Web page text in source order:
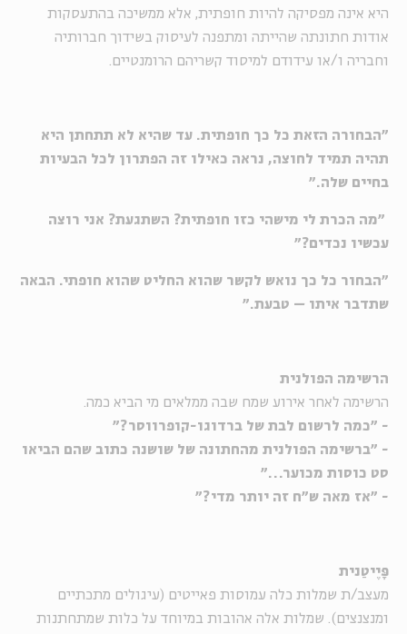
היא אינה מפסיקה להיות חופתית, אלא ממשיכה בהתעסקות
אודות חתונתה שהייתה ומתפנה לעיסוק בשידוך חברותיה
וחבריה ו/או עידודם למיסוד קשריהם הרומנטיים.
"הבחורה הזאת כל כך חופתית. עד שהיא לא תתחתן היא
תהיה תמיד לחוצה, נראה כאילו זה הפתרון לכל הבעיות
בחיים שלה."
"מה הכרת לי מישהי כזו חופתית? השתגעת? אני רוצה
עכשיו נכדים?"
"הבחור כל כך נואש לקשר שהוא החליט שהוא חופתי. הבאה
שתדבר איתו – טבעת."
הרשימה הפולנית
הרשימה לאחר אירוע שמח שבה ממלאים מי הביא כמה.
- "כמה לרשום לבת של ברדוגו-קופרווסר?"
- "ברשימה הפולנית מהחתונה של שושנה כתוב שהם הביאו
סט כוסות מכוער…"
- "אז מאה ש"ח זה יותר מדי?"
פָּיֶיטַנית
מעצב/ת שמלות כלה עמוסות פאייטים (עיגולים מתכתיים
ומנצנצים). שמלות אלה אהובות במיוחד על כלות שמתחתנות